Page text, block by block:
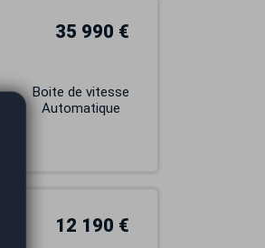
35 990 €
Boite de vitesse
Automatique
12 190 €